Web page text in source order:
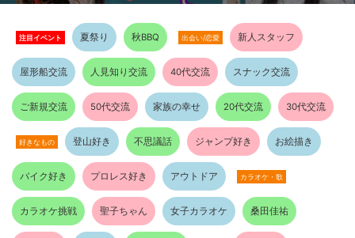
注目イベント 夏祭り 秋BBQ 出会い/恋愛 新人スタッフ
屋形船交流 人見知り交流 40代交流 スナック交流
ご新規交流 50代交流 家族の幸せ 20代交流 30代交流
好きなもの 登山好き 不思議話 ジャンプ好き お絵描き
バイク好き プロレス好き アウトドア カラオケ・歌
カラオケ挑戦 聖子ちゃん 女子カラオケ 桑田佳祐